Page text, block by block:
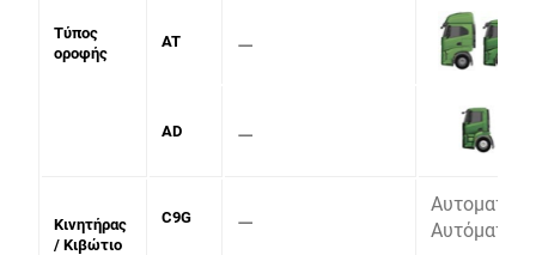
Τύπος
οροφής
AT ⚊
AD ⚊
Κινητήρας
/ Κιβώτιο
C9G ⚊
Αυτόματο